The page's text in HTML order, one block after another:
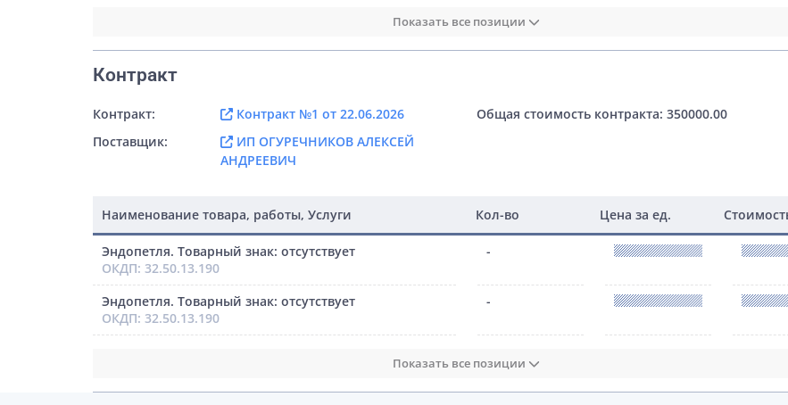
Показать все позиции
Контракт
Контракт: Контракт №1 от 22.06.2026
Общая стоимость контракта: 350000.00
Поставщик:
ИП ОГУРЕЧНИКОВ АЛЕКСЕЙ
АНДРЕЕВИЧ
Наименование товара, работы, Услуги Кол-во Цена за ед.
Эндопетля. Товарный знак: отсутствует
ОКДП: 32.50.13.190
-
Эндопетля. Товарный знак: отсутствует
ОКДП: 32.50.13.190
-
Показать все позиции